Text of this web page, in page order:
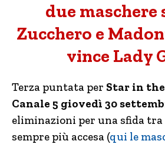
due maschere
Zucchero e
vince Lady
Terza puntata per Star in
Canale 5 giovedì 30
eliminazioni per una sfida
sempre più accesa (qui le